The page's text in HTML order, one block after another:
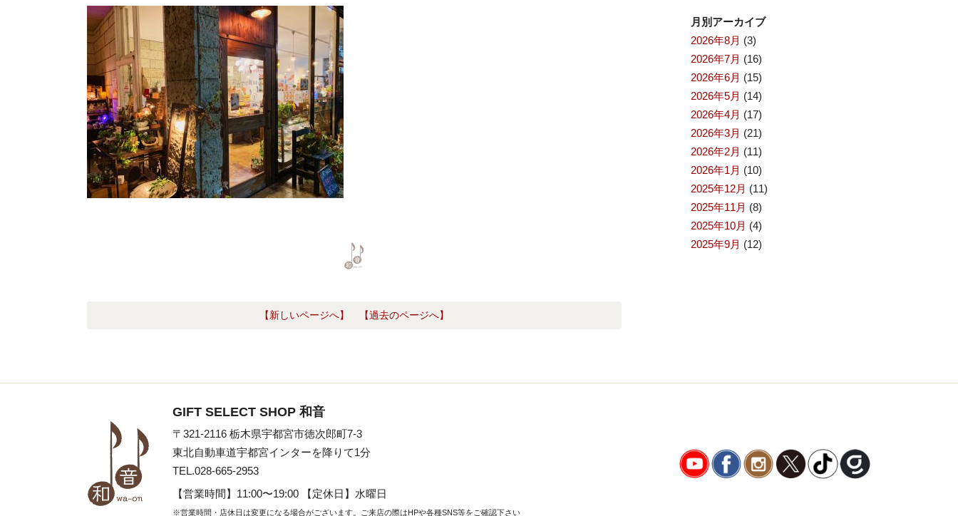
【新しいページへ】 【過去のページへ】
月別アーカイブ
2026年8月 (3)
2026年7月 (16)
2026年6月 (15)
2026年5月 (14)
2026年4月 (17)
2026年3月 (21)
2026年2月 (11)
2026年1月 (10)
2025年12月 (11)
2025年11月 (8)
2025年10月 (4)
2025年9月 (12)
GIFT SELECT SHOP 和音
〒321-2116 栃木県宇都宮市徳次郎町7-3
東北自動車道宇都宮インターを降りて1分
TEL.028-665-2953
【営業時間】 11:00〜19:00 【定休日】水曜日
※営業時間・店休日は変更になる場合がございます。 ご来店の際はHPや各種SNS等をご確認下さい